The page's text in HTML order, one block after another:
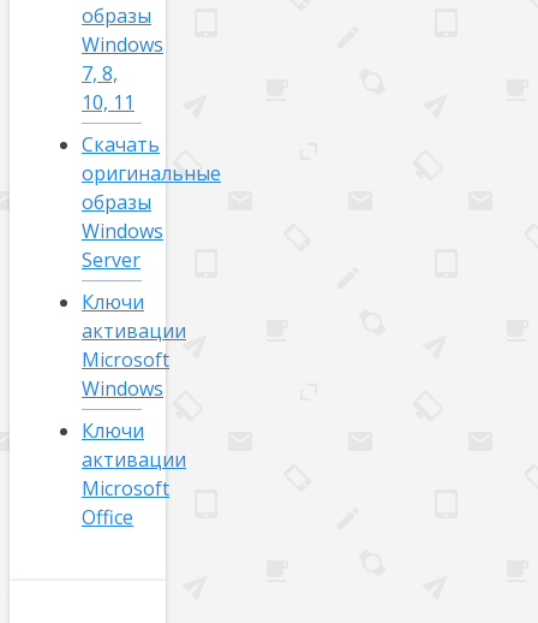
образы
Windows
7, 8,
10, 11
Скачать
оригинальные
образы
Windows
Server
Ключи
активации
Microsoft
Windows
Ключи
активации
Microsoft
Office